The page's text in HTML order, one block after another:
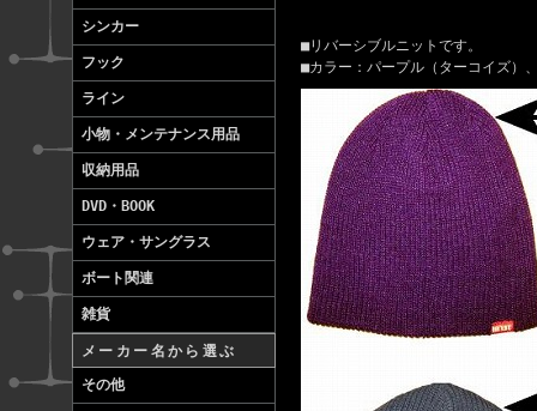
シンカー
フック
ライン
小物・メンテナンス用品
収納用品
DVD・BOOK
ウェア・サングラス
ボート関連
雑貨
メーカー名から選ぶ
その他
■リバーシブルニットです。
■カラー：パープル（ターコイズ）